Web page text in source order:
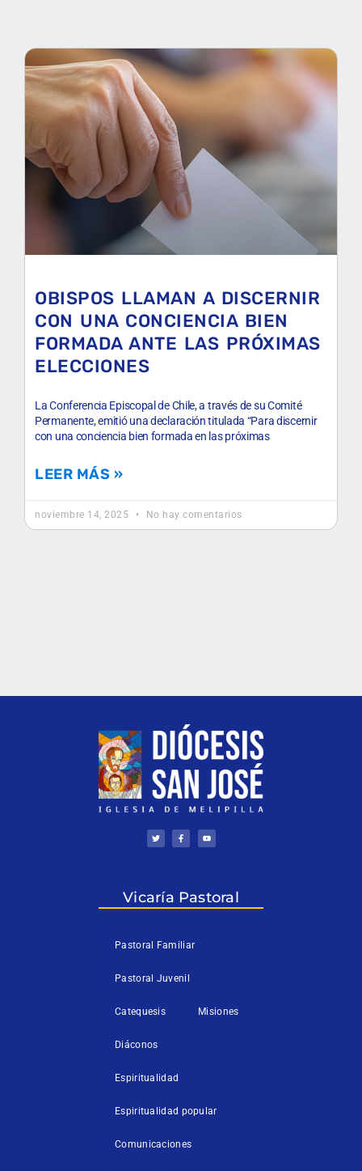
OBISPOS LLAMAN A DISCERNIR
CON UNA CONCIENCIA BIEN
FORMADA ANTE LAS PRÓXIMAS
ELECCIONES
La Conferencia Episcopal de Chile, a través de su Comité
Permanente, emitió una declaración titulada “Para discernir
con una conciencia bien formada en las próximas
LEER MÁS »
noviembre 14, 2025 No hay comentarios
T
w
i
F
a
c
-
f
Y
o
u
Vicaría Pastoral
Pastoral Familiar
Pastoral Juvenil
Catequesis Misiones
Diáconos
Espiritualidad
Espiritualidad popular
Comunicaciones